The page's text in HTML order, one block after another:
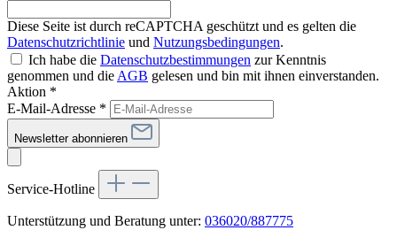
Diese Seite ist durch reCAPTCHA geschützt und es gelten die
Datenschutzrichtlinie und Nutzungsbedingungen.
Ich habe die Datenschutzbestimmungen zur Kenntnis
genommen und die AGB gelesen und bin mit ihnen einverstanden.
Aktion *
E-Mail-Adresse *
Newsletter abonnieren
Service-Hotline
Unterstützung und Beratung unter: 036020/887775